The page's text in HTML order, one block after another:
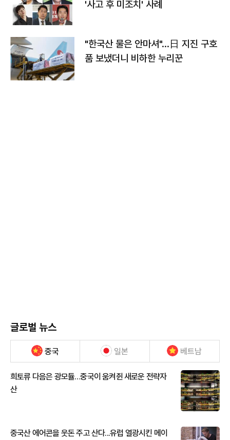
'사고 후 미조치' 사례
"한국산 물은 안마셔"…日 지진 구호
품 보냈더니 비하한 누리꾼
글로벌 뉴스
중국 일본 베트남
희토류 다음은 광모듈…중국이 움켜쥔 새로운 전략자
산
중국산 에어콘을 웃돈 주고 산다...유럽 열광시킨 메이